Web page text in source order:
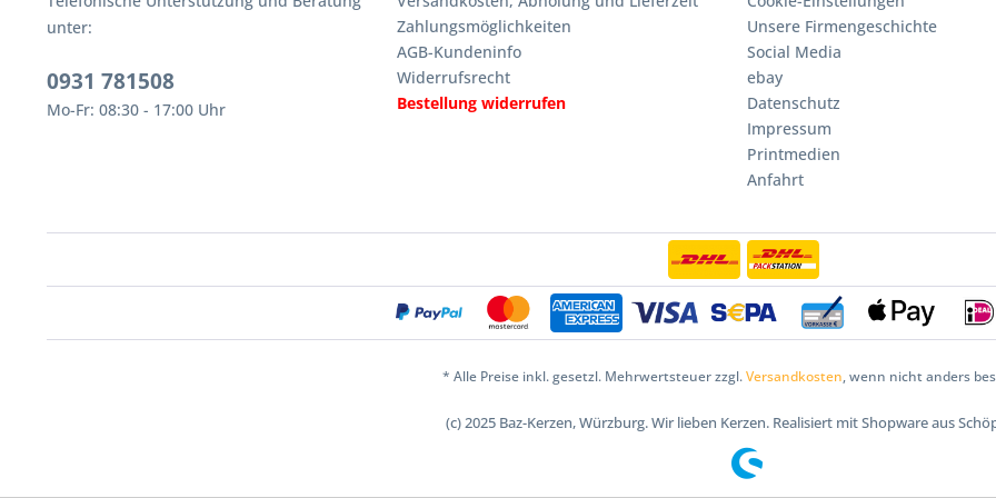
unter:
0931 781508
Mo-Fr: 08:30 - 17:00 Uhr
Zahlungsmöglichkeiten
AGB-Kundeninfo
Widerrufsrecht
Bestellung widerrufen
Unsere Firmengeschichte
Social Media
ebay
Datenschutz
Impressum
Printmedien
Anfahrt
* Alle Preise inkl. gesetzl. Mehrwertsteuer zzgl.Versandkosten, wenn nicht anders
(c) 2025 Baz-Kerzen, Würzburg. Wir lieben Kerzen. Realisiert mit Shopware aus